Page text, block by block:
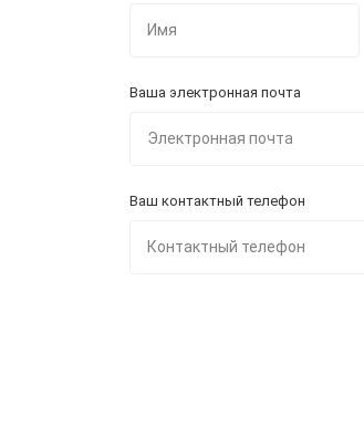
Ваша электронная почта
Ваш контактный телефон